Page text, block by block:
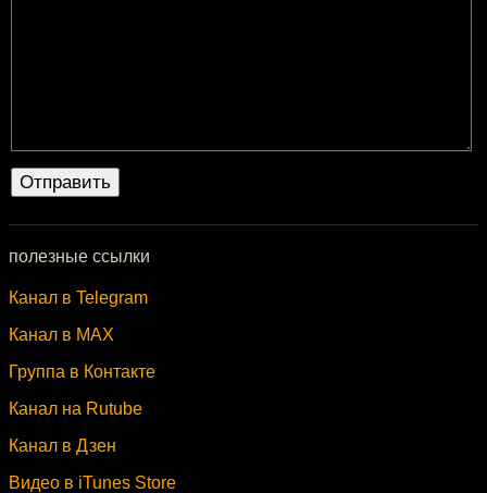
полезные ссылки
Канал в Telegram
Канал в MAX
Группа в Контакте
Канал на Rutube
Канал в Дзен
Видео в iTunes Store